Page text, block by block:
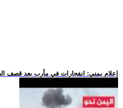
.. إعلام يمني: انفجارات في مأرب بعد قصف